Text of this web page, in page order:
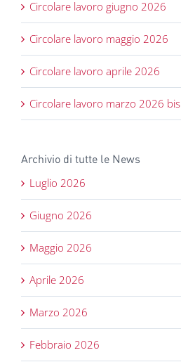
Circolare lavoro giugno 2026
Circolare lavoro maggio 2026
Circolare lavoro aprile 2026
Circolare lavoro marzo 2026 bis
Archivio di tutte le News
Luglio 2026
Giugno 2026
Maggio 2026
Aprile 2026
Marzo 2026
Febbraio 2026